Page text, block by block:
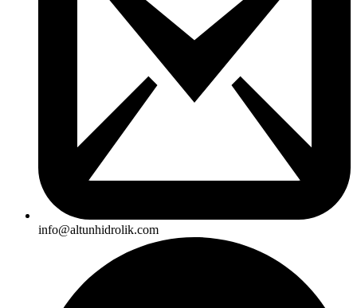
info@altunhidrolik.com